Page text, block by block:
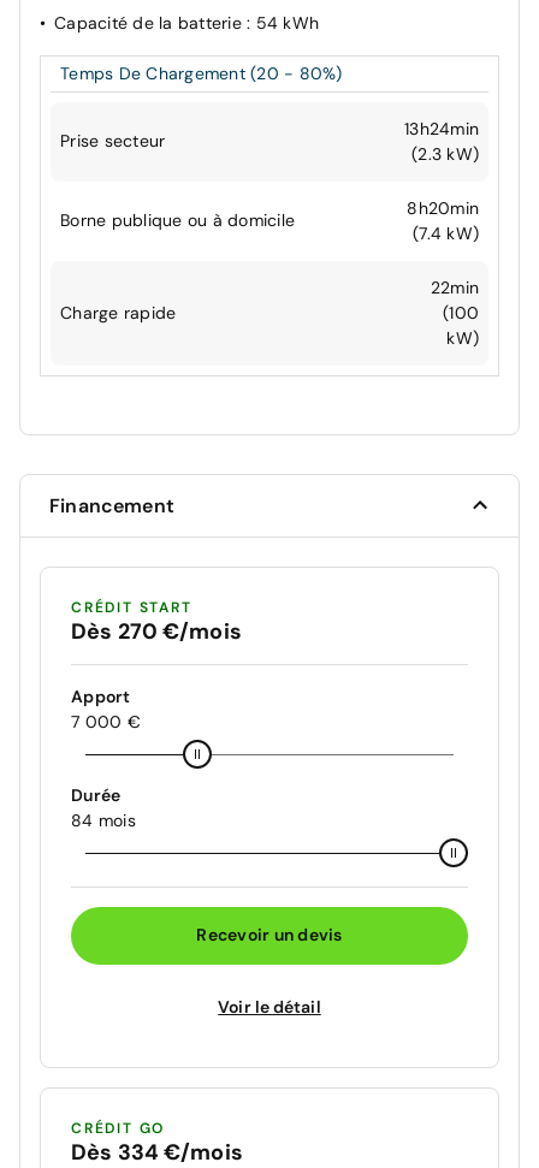
Capacité de la batterie : 54 kWh
Temps De Chargement (20 - 80%)
Prise secteur
13h24min
(2.3 kW)
Borne publique ou à domicile
8h20min
(7.4 kW)
Charge rapide
22min
(100
kW)
Financement
CRÉDIT START
Dès 270 €/mois
Apport
7 000 €
Durée
84 mois
Recevoir un devis
Voir le détail
CRÉDIT GO
Dès 334 €/mois